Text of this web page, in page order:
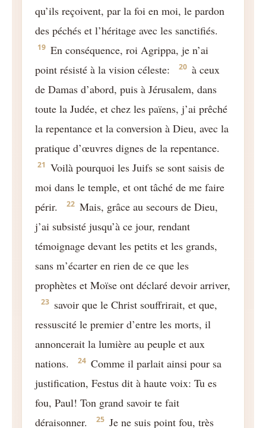
qu’ils reçoivent, par la foi en moi, le pardon
des péchés et l’héritage avec les sanctifiés.
19 En conséquence, roi Agrippa, je n’ai
point résisté à la vision céleste:
20 à ceux
de Damas d’abord, puis à Jérusalem, dans
toute la Judée, et chez les païens, j’ai prêché
la repentance et la conversion à Dieu, avec la
pratique d’œuvres dignes de la repentance.
21 Voilà pourquoi les Juifs se sont saisis de
moi dans le temple, et ont tâché de me faire
périr.
22 Mais, grâce au secours de Dieu,
j’ai subsisté jusqu’à ce jour, rendant
témoignage devant les petits et les grands,
sans m’écarter en rien de ce que les
prophètes et Moïse ont déclaré devoir arriver,
23 savoir que le Christ souffrirait, et que,
ressuscité le premier d’entre les morts, il
annoncerait la lumière au peuple et aux
nations.
24 Comme il parlait ainsi pour sa
justification, Festus dit à haute voix: Tu es
fou, Paul! Ton grand savoir te fait
déraisonner.
25 Je ne suis point fou, très